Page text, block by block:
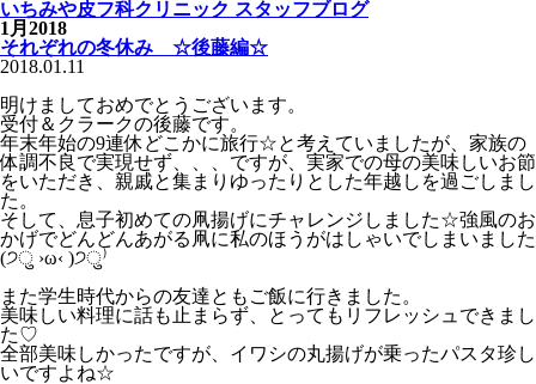
いちみや皮フ科クリニック スタッフブログ
1月2018
それぞれの冬休み ☆後藤編☆
2018.01.11
明けましておめでとうございます。
受付＆クラークの後藤です。
年末年始の9連休どこかに旅行☆と考えていましたが、家族の
体調不良で実現せず、、、ですが、実家での母の美味しいお節
をいただき、親戚と集まりゆったりとした年越しを過ごしまし
た。
そして、息子初めての凧揚げにチャレンジしました☆強風のお
かげでどんどんあがる凧に私のほうがはしゃいでしまいました
(੭ु ›ω‹ )੭ु⁾
また学生時代からの友達ともご飯に行きました。
美味しい料理に話も止まらず、とってもリフレッシュできまし
た♡
全部美味しかったですが、イワシの丸揚げが乗ったパスタ珍し
いですよね☆